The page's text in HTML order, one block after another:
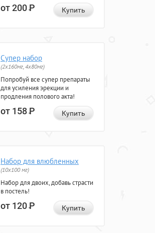
от 200Р Купить
Супер набор
(2х160мг, 4х80мг)
Попробуй все супер препараты
для усиления эрекции и
продления полового акта!
от 158Р Купить
Набор для влюбленных
(10х100 мг)
Набор для двоих, добавь страсти
в постель!
от 120Р Купить